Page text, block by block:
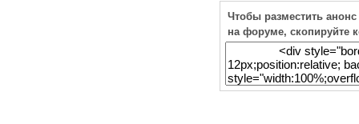
Чтобы разместить
на форуме, скопируйте